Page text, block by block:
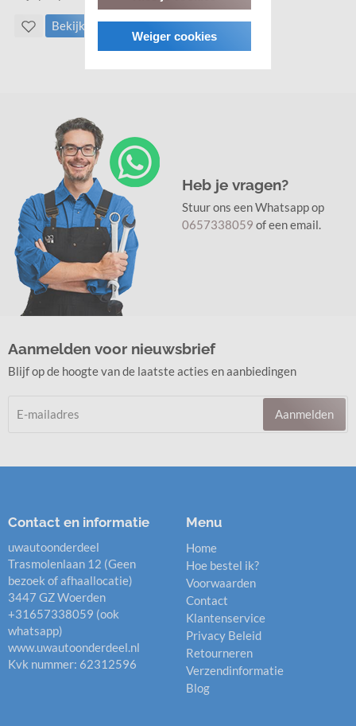
Bekijk
Heb je vragen?
Stuur ons een Whatsapp op
0657338059 of een email.
Aanmelden voor nieuwsbrief
Blijf op de hoogte van de laatste acties en aanbiedingen
Aanmelden
Menu
Home
Hoe bestel ik?
Voorwaarden
Contact
Klantenservice
Privacy Beleid
Retourneren
Verzendinformatie
Blog
Contact en informatie
uwautoonderdeel
Trasmolenlaan 12 (Geen
bezoek of afhaallocatie)
3447 GZ Woerden
+31657338059 (ook
whatsapp)
www.uwautoonderdeel.nl
Kvk nummer: 62312596
Weiger cookies